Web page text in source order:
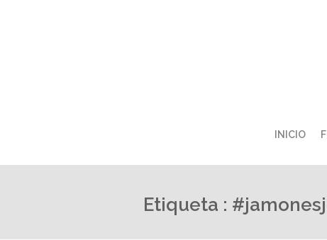
INICIO
Etiqueta :